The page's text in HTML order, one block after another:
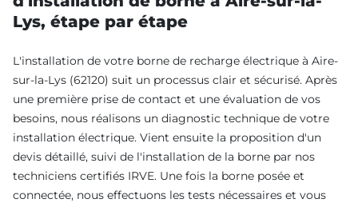
Lys, étape par étape
L'installation de votre borne de recharge électrique à Aire-
sur-la-Lys (62120) suit un processus clair et sécurisé. Après
une première prise de contact et une évaluation de vos
besoins, nous réalisons un diagnostic technique de votre
installation électrique. Vient ensuite la proposition d'un
devis détaillé, suivi de l'installation de la borne par nos
techniciens certifiés IRVE. Une fois la borne posée et
connectée, nous effectuons les tests nécessaires et vous